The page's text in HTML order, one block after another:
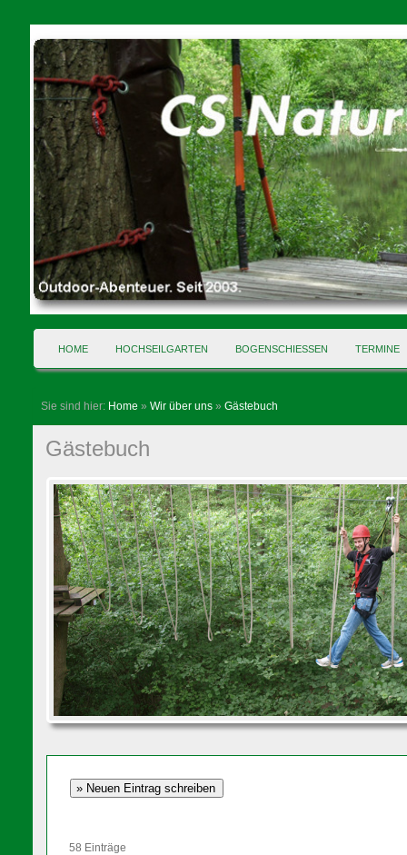
HOME HOCHSEILGARTEN BOGENSCHIESSEN TERMINE
Sie sind hier: Home »Wir über uns »Gästebuch
Gästebuch
58 Einträge